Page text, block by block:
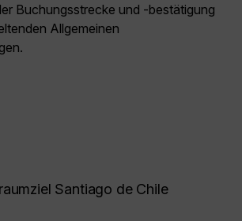
Buchungsstrecke und -bestätigung
Allgemeinen
Santiago de Chile